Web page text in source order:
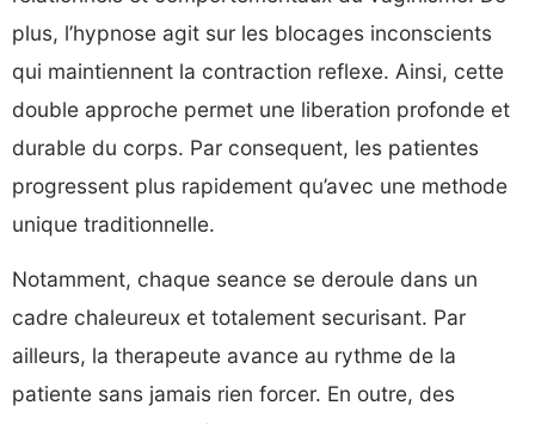
plus, l’hypnose agit sur les blocages inconscients
qui maintiennent la contraction reflexe. Ainsi, cette
double approche permet une liberation profonde et
durable du corps. Par consequent, les patientes
progressent plus rapidement qu’avec une methode
unique traditionnelle.
Notamment, chaque seance se deroule dans un
cadre chaleureux et totalement securisant. Par
ailleurs, la therapeute avance au rythme de la
patiente sans jamais rien forcer. En outre, des